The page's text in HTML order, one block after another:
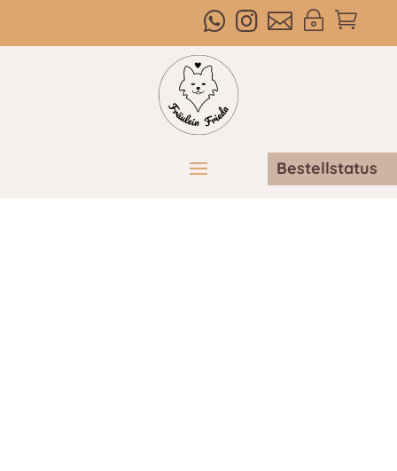

~



Bestellstatus